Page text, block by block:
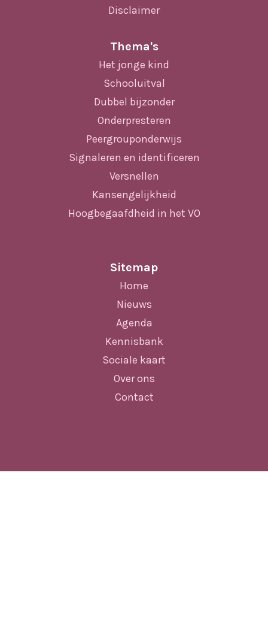
Disclaimer
Thema's
Het jonge kind
Schooluitval
Dubbel bijzonder
Onderpresteren
Peergrouponderwijs
Signaleren en identificeren
Versnellen
Kansengelijkheid
Hoogbegaafdheid in het VO
Sitemap
Home
Nieuws
Agenda
Kennisbank
Sociale kaart
Over ons
Contact